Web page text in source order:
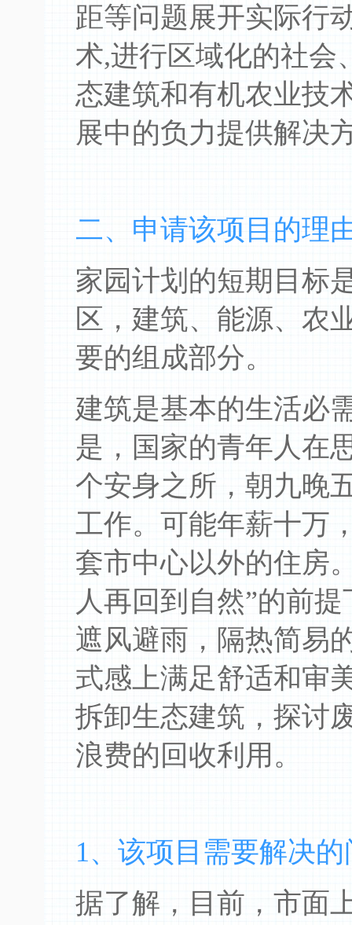
距等问题展开实际行
术,进行区域化的社会
态建筑和有机农业技
展中的负力提供解决
二、申请该项目的理
家园计划的短期目标
区，建筑、能源、农
要的组成部分。
建筑是基本的生活必
是，国家的青年人在
个安身之所，朝九晚
工作。可能年薪十万
套市中心以外的住房
人再回到自然”的前
遮风避雨，隔热简易
式感上满足舒适和审
拆卸生态建筑，探讨
浪费的回收利用。
1、该项目需要解决的
据了解，目前，市面